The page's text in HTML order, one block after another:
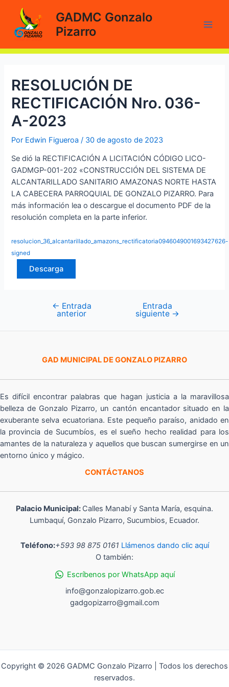
contenido
GADMC Gonzalo
Pizarro
RESOLUCIÓN DE
RECTIFICACIÓN Nro. 036-
A-2023
Por Edwin Figueroa/ 30 de agosto de 2023
Se dió la RECTIFICACIÓN A LICITACIÓN CÓDIGO LICO-
GADMGP-001-202 «CONSTRUCCIÓN DEL SISTEMA DE
ALCANTARILLADO SANITARIO AMAZONAS NORTE HASTA
LA CABECERA PARROQUIAL DE GONZALO PIZARRO. Para
más información lea o descargue el documento PDF de la
resolución completa en la parte inferior.
resolucion_36_alcantarillado_amazons_rectificatoria0946049001693427626-
signed
Descarga
Navegación
← Entrada
anterior
Entrada
siguiente →
GAD MUNICIPAL DE GONZALO PIZARRO
Es difícil encontrar palabras que hagan justicia a la maravillosa
belleza de Gonzalo Pizarro, un cantón encantador situado en la
exuberante selva ecuatoriana. Este pequeño paraíso, anidado en
la provincia de Sucumbíos, es el sueño hecho realidad para los
amantes de la naturaleza y aquellos que buscan sumergirse en un
entorno único y mágico.
CONTÁCTANOS
Palacio Municipal: Calles Manabí y Santa María, esquina.
Lumbaquí, Gonzalo Pizarro, Sucumbios, Ecuador.
Teléfono:+593 98 875 0161 Llámenos dando clic aquí
O también:
Escríbenos por WhatsApp aquí
info@gonzalopizarro.gob.ec
gadgopizarro@gmail.com
Copyright © 2026 GADMC Gonzalo Pizarro | Todos los derechos
reservados.